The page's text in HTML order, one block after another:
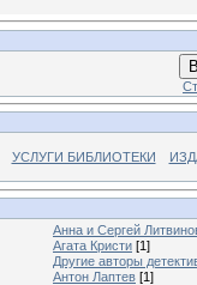
УСЛУГИ БИБЛИОТЕКИ
Анна и Сергей
Агата Кристи [1]
Другие авторы
Антон Лаптев [1]